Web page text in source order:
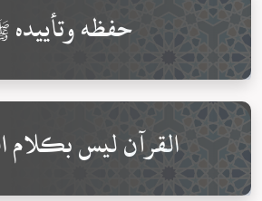
حفظه
القرآن ليس بكلام